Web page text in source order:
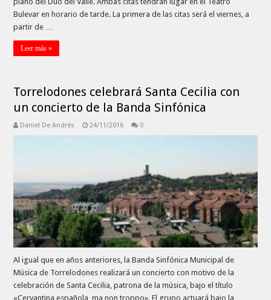
Bulevar en horario de tarde. La primera de las citas será el viernes, a
partir de …
Leer más »
Torrelodones celebrará Santa Cecilia con
un concierto de la Banda Sinfónica
Daniel De Andrés 24/11/2016 0
Al igual que en años anteriores, la Banda Sinfónica Municipal de
Música de Torrelodones realizará un concierto con motivo de la
celebración de Santa Cecilia, patrona de la música, bajo el título
«Cervantina española, ma non troppo». El grupo actuará bajo la